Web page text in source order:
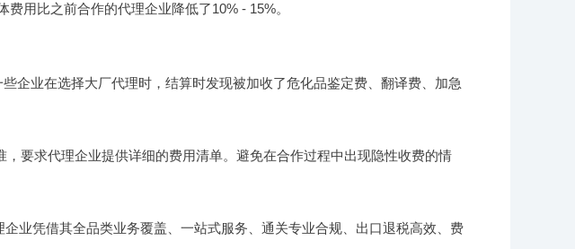
用比之前合作的代理企业降低了10% - 15%。
企业在选择大厂代理时，结算时发现被加收了危化品鉴定费、翻译费、加急
，要求代理企业提供详细的费用清单。避免在合作过程中出现隐性收费的情
业凭借其全品类业务覆盖、一站式服务、通关专业合规、出口退税高效、费